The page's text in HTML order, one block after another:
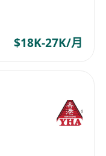
$18K-27K/月